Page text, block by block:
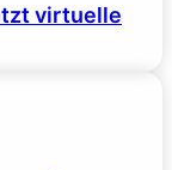
virtuelle